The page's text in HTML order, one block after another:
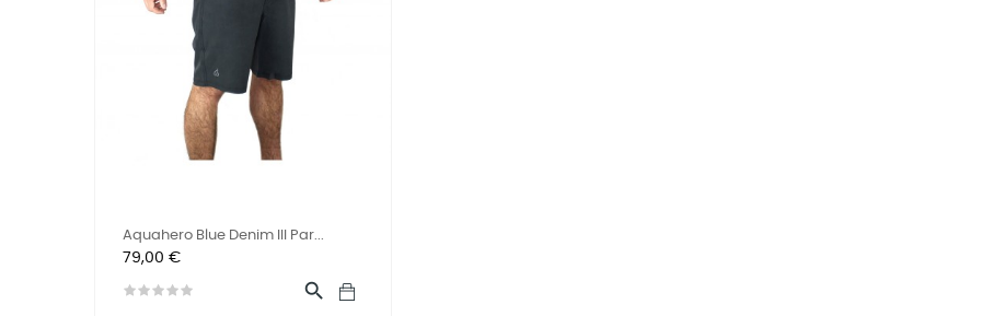
Aquahero Blue Denim III Par...
Preis
79,00 €
